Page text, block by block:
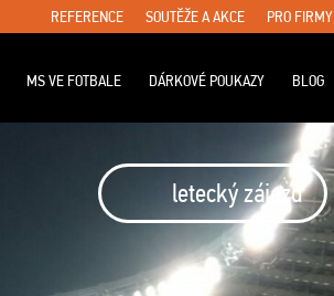
REFERENCE SOUTĚŽE A AKCE PRO FIRMY
MS VE FOTBALE DÁRKOVÉ POUKAZY BLOG
letecký zájezd